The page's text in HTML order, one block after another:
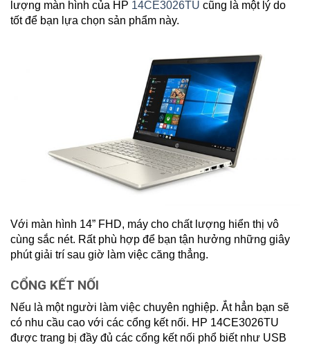
lượng màn hình của HP 14CE3026TU cũng là một lý do
tốt để bạn lựa chọn sản phẩm này.
Với màn hình 14” FHD, máy cho chất lượng hiển thị vô
cùng sắc nét. Rất phù hợp để bạn tận hưởng những giây
phút giải trí sau giờ làm việc căng thẳng.
CỔNG KẾT NỐI
Nếu là một người làm việc chuyên nghiệp. Ắt hẳn bạn sẽ
có nhu cầu cao với các cổng kết nối. HP 14CE3026TU
được trang bị đầy đủ các cổng kết nối phổ biết như USB